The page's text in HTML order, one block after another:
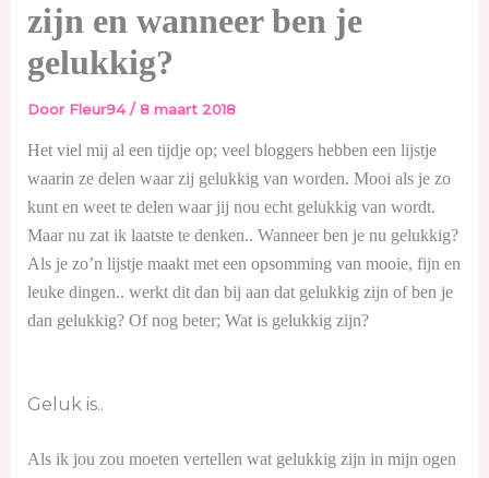
zijn en wanneer ben je
gelukkig?
Door Fleur94/8 maart 2018
Het viel mij al een tijdje op; veel bloggers hebben een lijstje
waarin ze delen waar zij gelukkig van worden. Mooi als je zo
kunt en weet te delen waar jij nou echt gelukkig van wordt.
Maar nu zat ik laatste te denken.. Wanneer ben je nu gelukkig?
Als je zo’n lijstje maakt met een opsomming van mooie, fijn en
leuke dingen.. werkt dit dan bij aan dat gelukkig zijn of ben je
dan gelukkig? Of nog beter; Wat is gelukkig zijn?
Geluk is..
Als ik jou zou moeten vertellen wat gelukkig zijn in mijn ogen